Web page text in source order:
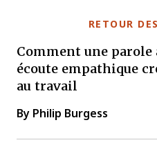
RETOUR
Comment une
écoute empathique
au travail
By Philip Burgess